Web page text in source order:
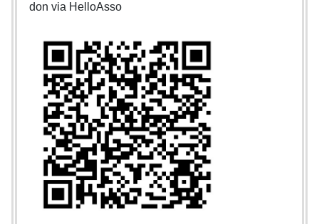
don via HelloAsso